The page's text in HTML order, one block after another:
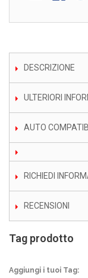
DESCRIZIONE
ULTERIORI
AUTO
RICHIEDI
RECENSIONI
Tag prodotto
Aggiungi i tuoi Tag: